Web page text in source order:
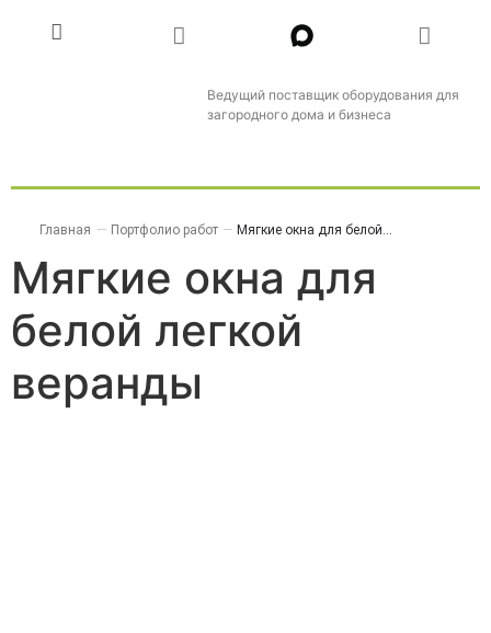
Ведущий поставщик оборудования для
загородного дома и бизнеса
Главная — Портфолио работ — Мягкие окна для белой...
Мягкие окна для
белой легкой
веранды